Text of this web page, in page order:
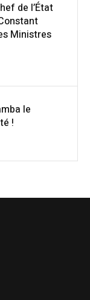
de l’État
Ministres
le
!